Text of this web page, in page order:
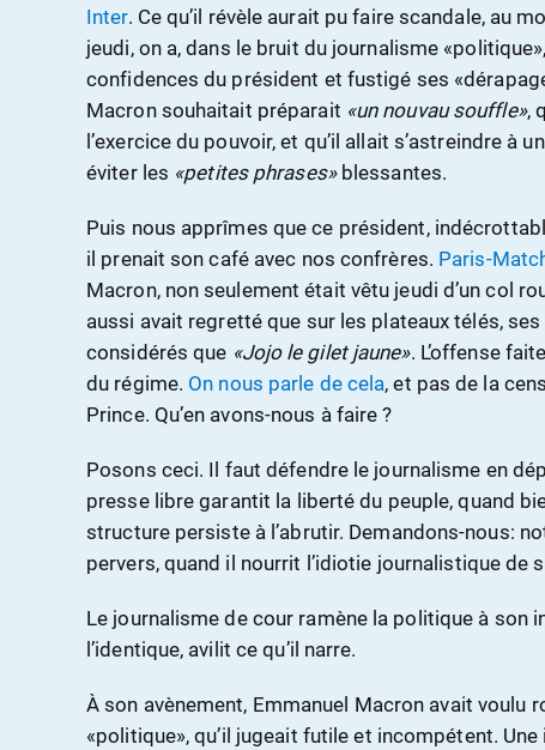
Inter. Ce qu’il révèle aurait pu faire scandale, au
jeudi, on a, dans le bruit du journalisme
confidences du président et fustigé ses
Macron souhaitait préparait «un nouvau souffle»,
l’exercice du pouvoir, et qu’il allait s’astreindre à
éviter les «petites phrases»blessantes.
Puis nous apprîmes que ce président,
il prenait son café avec nos confrères. Paris-
Macron, non seulement était vêtu jeudi d’un col
aussi avait regretté que sur les plateaux télés,
considérés que «Jojo le gilet jaune». L’offense
du régime. On nous parle de cela, et pas de la
Prince. Qu’en avons-nous à faire ?
Posons ceci. Il faut défendre le journalisme en
presse libre garantit la liberté du peuple, quand
structure persiste à l’abrutir. Demandons-nous:
pervers, quand il nourrit l’idiotie journalistique de
Le journalisme de cour ramène la politique à son
l’identique, avilit ce qu’il narre.
À son avènement, Emmanuel Macron avait voulu
«politique», qu’il jugeait futile et incompétent.